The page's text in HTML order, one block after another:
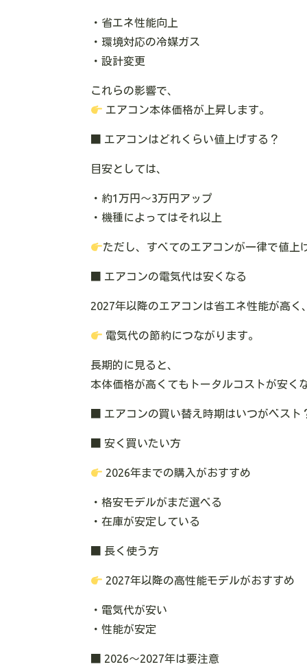
・省エネ性能向上
・環境対応の冷媒ガス
・設計変更
これらの影響で、
エアコン本体価格が上昇します。
■ エアコンはどれくらい値上げする？
目安としては、
・約1万円〜3万円アップ
・機種によってはそれ以上
ただし、すべてのエアコンが一律で値上
■ エアコンの電気代は安くなる
2027年以降のエアコンは省エネ性能が高く、
電気代の節約につながります。
長期的に見ると、
本体価格が高くてもトータルコストが安く
■ エアコンの買い替え時期はいつがベスト
■ 安く買いたい方
2026年までの購入がおすすめ
・格安モデルがまだ選べる
・在庫が安定している
■ 長く使う方
2027年以降の高性能モデルがおすすめ
・電気代が安い
・性能が安定
■ 2026〜2027年は要注意